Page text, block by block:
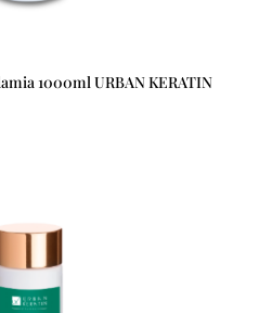
1000ml URBAN KERATIN